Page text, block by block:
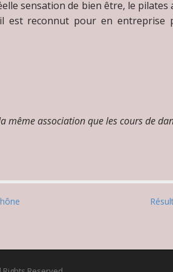
sensation de bien être, le pilates
reconnut pour en entreprise
même association que les cours de